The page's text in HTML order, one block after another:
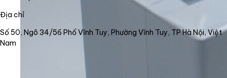
Địa chỉ
Số 50, Ngõ 34/56 Phố Vĩnh Tuy, Phường Vĩnh Tuy, TP Hà Nội, Việt
Nam